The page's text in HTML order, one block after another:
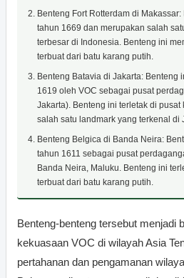
Benteng Fort Rotterdam di
tahun 1669 dan merupakan salah
terbesar di Indonesia. Benteng ini
terbuat dari batu karang putih.
Benteng Batavia di Jakarta: Benteng
1619 oleh VOC sebagai pusat
Jakarta). Benteng ini terletak di
salah satu landmark yang terkenal di
Benteng Belgica di Banda Neira:
tahun 1611 sebagai pusat
Banda Neira, Maluku. Benteng ini
terbuat dari batu karang putih.
Benteng-benteng tersebut menjadi
kekuasaan VOC di wilayah Asia
pertahanan dan pengamanan